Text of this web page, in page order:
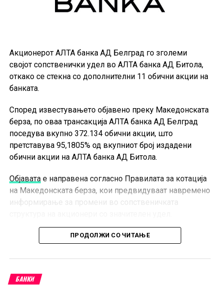
Акционерот АЛТА банка АД Белград го зголеми
својот сопственички удел во АЛТА банка АД Битола,
откако се стекна со дополнителни 11 обични акции на
банката.
Според известувањето објавено преку Македонската
берза, по оваа трансакција АЛТА банка АД Белград
поседува вкупно 372.134 обични акции, што
претставува 95,1805% од вкупниот број издадени
обични акции на АЛТА банка АД Битола.
Објаватае направена согласно Правилата за котација
на Македонската берза, кои предвидуваат навремено
информирање за промени во сопственичката
Со најновото зголемување на сопственоста, АЛТА
позиција како доминантен акционер во АЛТА банка
ПРОДОЛЖИ СО ЧИТАЊЕ
БАНКИ